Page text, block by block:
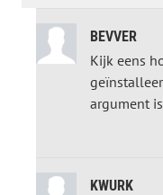
BEVVER
Kijk eens
argument
KWURK